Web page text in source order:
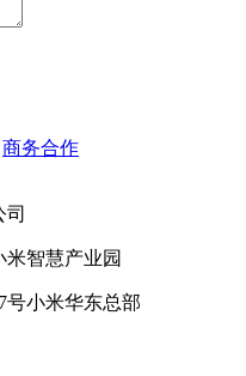
商务合作
智慧产业园
号小米华东总部